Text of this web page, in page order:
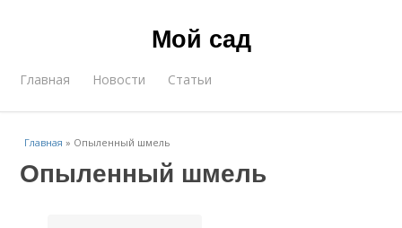
Мой сад
Главная Новости Статьи
Главная » Опыленный шмель
Опыленный шмель